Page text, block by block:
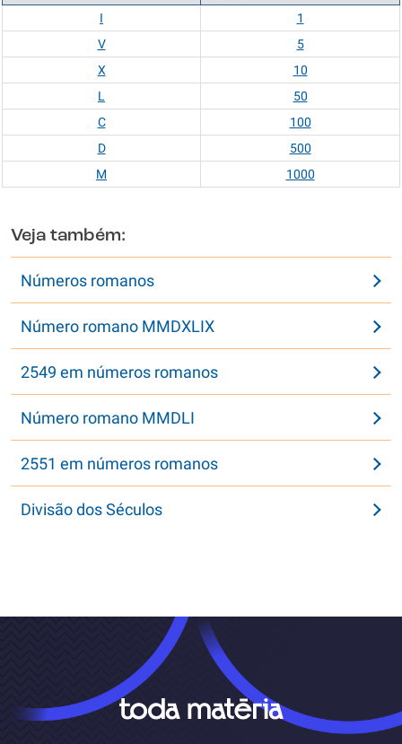
I
1
V
5
X
10
L
50
C
100
D
500
M
1000
Veja também:
Números romanos
Número romano MMDXLIX
2549 em números romanos
Número romano MMDLI
2551 em números romanos
Divisão dos Séculos